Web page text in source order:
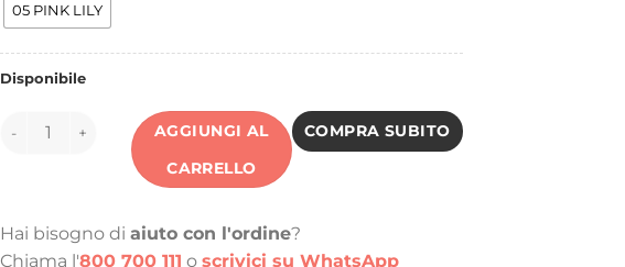
05 PINK LILY
Disponibile
151155 quantità
AGGIUNGI AL
CARRELLO
COMPRA SUBITO
Hai bisogno di aiuto con l'ordine?
Chiama l'800 700 111 o scrivici su WhatsApp